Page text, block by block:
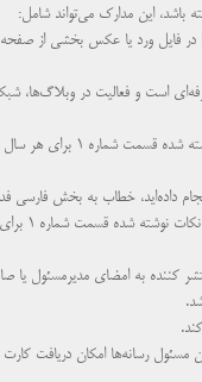
باشد، این مدارک می‌تواند شامل:
متن‌ها در فایل ورد یا عکس بخشی از
است و فعالیت در وبلاگ‌ها،
کارت‌های خبرنگاری سه سال گذشته
داده‌اید، خطاب به بخش فارسی
از طرف
کننده به امضای مدیرمسئول یا
مسئول رسانه‌ها امکان دریافت